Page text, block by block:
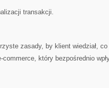
transakcji.
zasady, by klient wiedział,
który bezpośrednio